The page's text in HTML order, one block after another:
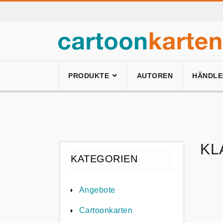
PRODUKTE AUTOREN
KATEGORIEN
Angebote
Cartoonkarten